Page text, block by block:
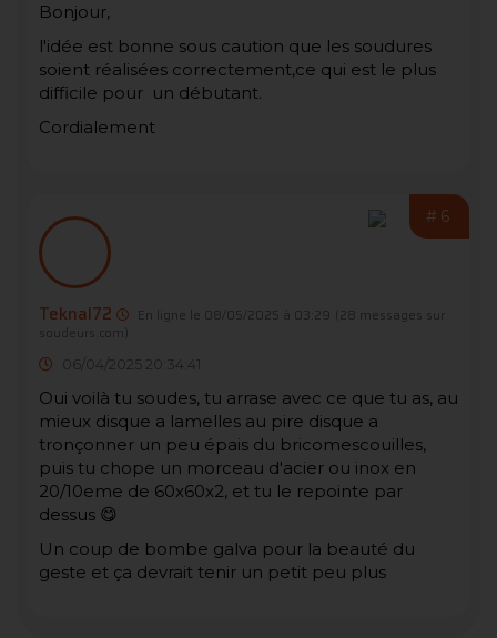
Bonjour,
l'idée est bonne sous caution que les soudures
soient réalisées correctement,ce qui est le plus
difficile pour un débutant.
Cordialement
#6
Teknal72 En ligne le 08/05/2025 à 03:29 (28 messages sur
soudeurs.com)
06/04/2025 20:34:41
Oui voilà tu soudes, tu arrase avec ce que tu as, au
mieux disque a lamelles au pire disque a
tronçonner un peu épais du bricomescouilles,
puis tu chope un morceau d'acier ou inox en
20/10eme de 60x60x2, et tu le repointe par
dessus 😋
Un coup de bombe galva pour la beauté du
geste et ça devrait tenir un petit peu plus